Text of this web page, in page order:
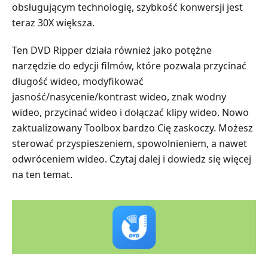
obsługującym technologię, szybkość konwersji jest
teraz 30X większa.
Ten DVD Ripper działa również jako potężne
narzędzie do edycji filmów, które pozwala przycinać
długość wideo, modyfikować
jasność/nasycenie/kontrast wideo, znak wodny
wideo, przycinać wideo i dołączać klipy wideo. Nowo
zaktualizowany Toolbox bardzo Cię zaskoczy. Możesz
sterować przyspieszeniem, spowolnieniem, a nawet
odwróceniem wideo. Czytaj dalej i dowiedz się więcej
na ten temat.